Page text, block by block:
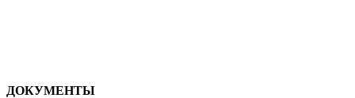
ДОКУМЕНТЫ